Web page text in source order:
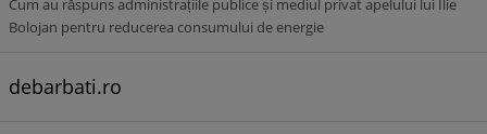
Cum au răspuns administrațiile publice și mediul privat apelului lui Ilie
Bolojan pentru reducerea consumului de energie
debarbati.ro